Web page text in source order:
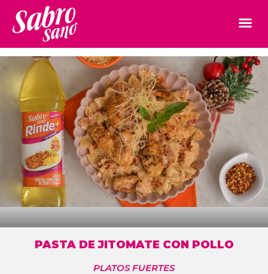
PASTA DE JITOMATE CON POLLO
PLATOS FUERTES